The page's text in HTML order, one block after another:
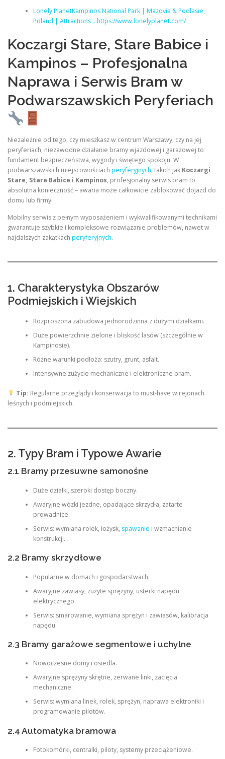
Lonely PlanetKampinos National Park | Mazovia & Podlasie,
Poland | Attractions …https://www.lonelyplanet.com/
Koczargi Stare, Stare Babice i
Kampinos – Profesjonalna
Naprawa i Serwis Bram w
Podwarszawskich Peryferiach
Niezależnie od tego, czy mieszkasz w centrum Warszawy, czy na jej
peryferiach, niezawodne działanie bramy wjazdowej i garażowej to
fundament bezpieczeństwa, wygody i świętego spokoju. W
podwarszawskich miejscowościach peryferyjnych, takich jak Koczargi
Stare, Stare Babice i Kampinos, profesjonalny serwis bram to
absolutna konieczność – awaria może całkowicie zablokować dojazd do
domu lub firmy.
Mobilny serwis z pełnym wyposażeniem i wykwalifikowanymi technikami
gwarantuje szybkie i kompleksowe rozwiązanie problemów, nawet w
najdalszych zakątkach peryferyjnych.
1. Charakterystyka Obszarów
Podmiejskich i Wiejskich
Rozproszona zabudowa jednorodzinna z dużymi działkami.
Duże powierzchnie zielone i bliskość lasów (szczególnie w
Kampinosie).
Różne warunki podłoża: szutry, grunt, asfalt.
Intensywne zużycie mechaniczne i elektroniczne bram.
Tip: Regularne przeglądy i konserwacja to must-have w rejonach
leśnych i podmiejskich.
2. Typy Bram i Typowe Awarie
2.1 Bramy przesuwne samonośne
Duże działki, szeroki dostęp boczny.
Awaryjne wózki jezdne, opadające skrzydła, zatarte
prowadnice.
Serwis: wymiana rolek, łożysk, spawanie i wzmacnianie
konstrukcji.
2.2 Bramy skrzydłowe
Popularne w domach i gospodarstwach.
Awaryjne zawiasy, zużyte sprężyny, usterki napędu
elektrycznego.
Serwis: smarowanie, wymiana sprężyn i zawiasów, kalibracja
napędu.
2.3 Bramy garażowe segmentowe i uchylne
Nowoczesne domy i osiedla.
Awaryjne sprężyny skrętne, zerwane linki, zacięcia
mechaniczne.
Serwis: wymiana linek, rolek, sprężyn, naprawa elektroniki i
programowanie pilotów.
2.4 Automatyka bramowa
Fotokomórki, centralki, piloty, systemy przeciążeniowe.